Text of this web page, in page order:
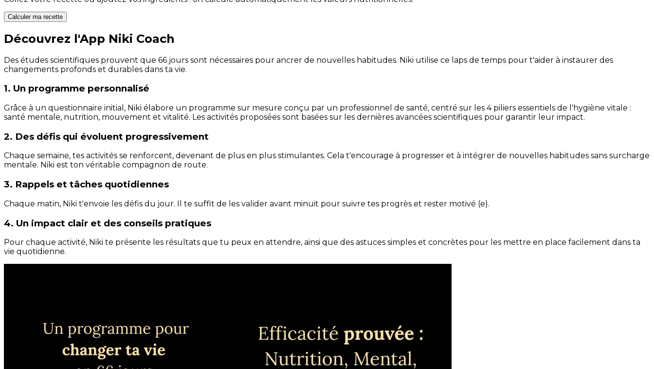
Calculer ma recette
Découvrez l'App Niki Coach
Des études scientifiques prouvent que 66 jours sont nécessaires pour ancrer de nouvelles habitudes. Niki utilise ce laps de temps pour t'aider à instaurer des
changements profonds et durables dans ta vie.
1. Un programme personnalisé
Grâce à un questionnaire initial, Niki élabore un programme sur mesure conçu par un professionnel de santé, centré sur les 4 piliers essentiels de l'hygiène vitale :
santé mentale, nutrition, mouvement et vitalité. Les activités proposées sont basées sur les dernières avancées scientifiques pour garantir leur impact.
2. Des défis qui évoluent progressivement
Chaque semaine, tes activités se renforcent, devenant de plus en plus stimulantes. Cela t'encourage à progresser et à intégrer de nouvelles habitudes sans surcharge
mentale. Niki est ton véritable compagnon de route.
3. Rappels et tâches quotidiennes
Chaque matin, Niki t'envoie les défis du jour. Il te suffit de les valider avant minuit pour suivre tes progrès et rester motivé (e).
4. Un impact clair et des conseils pratiques
Pour chaque activité, Niki te présente les résultats que tu peux en attendre, ainsi que des astuces simples et concrètes pour les mettre en place facilement dans ta
vie quotidienne.